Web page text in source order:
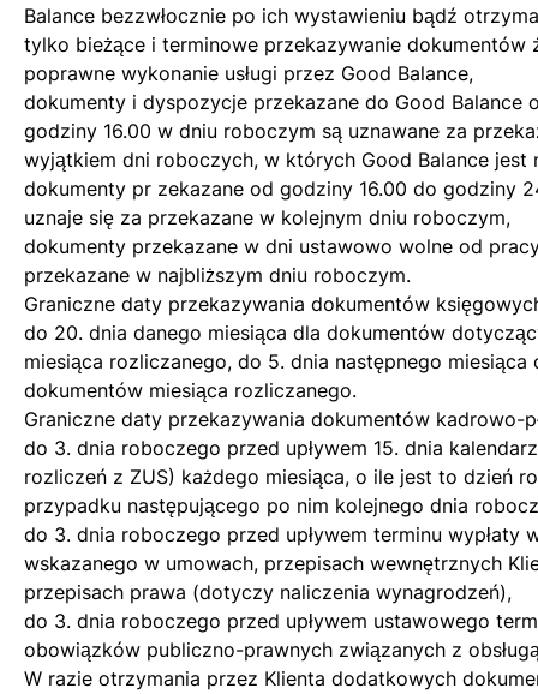
Balance bezzwłocznie po ich wystawieniu bądź
tylko bieżące i terminowe przekazywanie dokumentów
poprawne wykonanie usługi przez Good Balance,
dokumenty i dyspozycje przekazane do Good Balance
godziny 16.00 w dniu roboczym są uznawane za
wyjątkiem dni roboczych, w których Good Balance jest
dokumenty pr zekazane od godziny 16.00 do godziny
uznaje się za przekazane w kolejnym dniu roboczym,
dokumenty przekazane w dni ustawowo wolne od
przekazane w najbliższym dniu roboczym.
Graniczne daty przekazywania dokumentów
do 20. dnia danego miesiąca dla dokumentów
miesiąca rozliczanego, do 5. dnia następnego miesiąca
dokumentów miesiąca rozliczanego.
Graniczne daty przekazywania dokumentów kadrowo-
do 3. dnia roboczego przed upływem 15. dnia
rozliczeń z ZUS) każdego miesiąca, o ile jest to dzień
przypadku następującego po nim kolejnego dnia
do 3. dnia roboczego przed upływem terminu wypłaty
wskazanego w umowach, przepisach wewnętrznych
przepisach prawa (dotyczy naliczenia wynagrodzeń),
do 3. dnia roboczego przed upływem ustawowego
obowiązków publiczno-prawnych związanych z
W razie otrzymania przez Klienta dodatkowych